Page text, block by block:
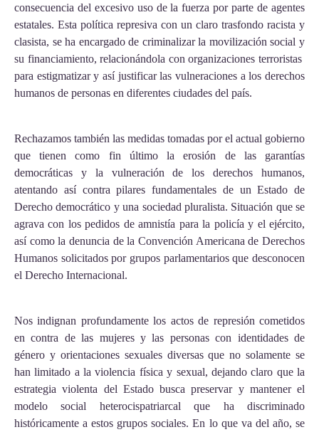
consecuencia del excesivo uso de la fuerza por parte de agentes
estatales. Esta política represiva con un claro trasfondo racista y
clasista, se ha encargado de criminalizar la movilización social y
su financiamiento, relacionándola con organizaciones terroristas
para estigmatizar y así justificar las vulneraciones a los derechos
humanos de personas en diferentes ciudades del país.
Rechazamos también las medidas tomadas por el actual gobierno
que tienen como fin último la erosión de las garantías
democráticas y la vulneración de los derechos humanos,
atentando así contra pilares fundamentales de un Estado de
Derecho democrático y una sociedad pluralista. Situación que se
agrava con los pedidos de amnistía para la policía y el ejército,
así como la denuncia de la Convención Americana de Derechos
Humanos solicitados por grupos parlamentarios que desconocen
el Derecho Internacional.
Nos indignan profundamente los actos de represión cometidos
en contra de las mujeres y las personas con identidades de
género y orientaciones sexuales diversas que no solamente se
han limitado a la violencia física y sexual, dejando claro que la
estrategia violenta del Estado busca preservar y mantener el
modelo social heterocispatriarcal que ha discriminado
históricamente a estos grupos sociales. En lo que va del año, se